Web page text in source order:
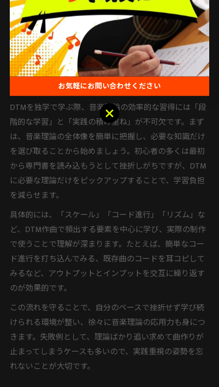
ポイントです。
独学DTMで音楽理論を身につける基
本手順
DTM独学で音楽理論を効率よく学ぶ流れ
DTMを独学で学ぶ際、音楽理論の効率的な習得には「段
階的な学習」と「実践の積み重ね」が不可欠です。まず
は、音楽理論の全体像を簡単に把握し、必要な知識だけ
を選び取ることから始めましょう。初心者の多くは最初
から専門書を読み込もうとして挫折しがちですが、DTM
に必要な理論だけをピックアップすることで、学習負担
を減らせます。
具体的には、「スケール」「コード進行」「リズム」な
ど、DTM作曲で頻出する要素を中心に学び、実際の制作
で使うことで理解が深まります。たとえば、簡単なコー
ド進行を打ち込んでみる、既存曲のコードを耳コピして
みるなど、アウトプットとインプットを交互に繰り返す
のが効果的です。
この流れを守ることで、自分のペースで挫折せず学び続
けられる環境が整い、徐々に音楽理論の応用力も身につ
きます。失敗例として、理論ばかり追い求めて曲作りが
止まってしまうケースも多いので、実践重視の姿勢を忘
れないことが大切です。
お気軽にお問い合わせください
お気軽にお問い合わせください